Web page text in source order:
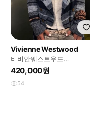
Vivienne Westwood
비비안웨스트우드
asymmetrical summer 버튼
가디건
420,000원
54